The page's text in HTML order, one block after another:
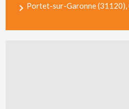
Portet-sur-Garonne (31120),